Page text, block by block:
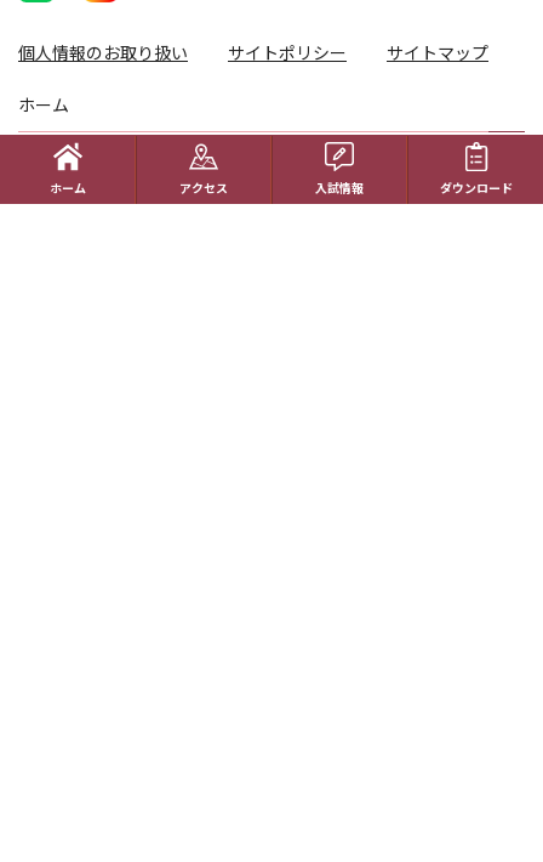
個人情報のお取り扱い サイトポリシー サイトマップ
ホーム
学校生活
コース紹介
ホーム アクセス 入試情報 ダウンロード